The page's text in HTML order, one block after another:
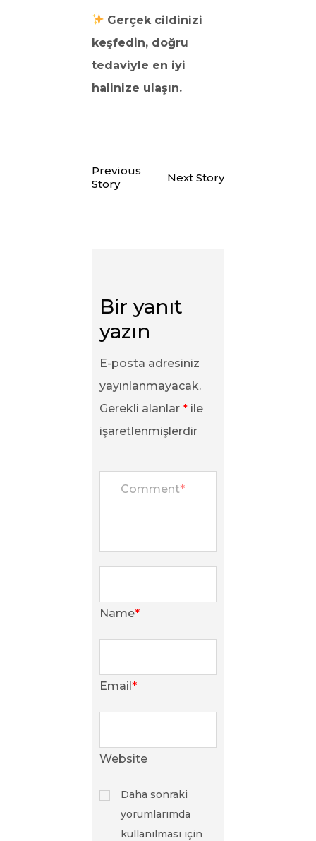
Gerçek cildinizi
keşfedin, doğru
tedaviyle en iyi
halinize ulaşın.
Previous
Story
Next Story
Bir yanıt
yazın
E-posta adresiniz
yayınlanmayacak.
Gerekli alanlar* ile
işaretlenmişlerdir
Comment*
Name*
Email*
Website
Daha sonraki
yorumlarımda
kullanılması için